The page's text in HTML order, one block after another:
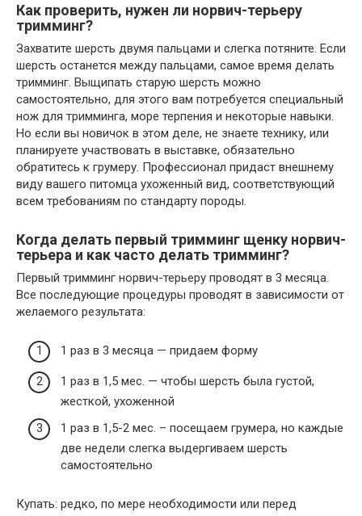
Как проверить, нужен ли норвич-терьеру
тримминг?
Захватите шерсть двумя пальцами и слегка потяните. Если
шерсть останется между пальцами, самое время делать
тримминг. Выщипать старую шерсть можно
самостоятельно, для этого вам потребуется специальный
нож для тримминга, море терпения и некоторые навыки.
Но если вы новичок в этом деле, не знаете технику, или
планируете участвовать в выставке, обязательно
обратитесь к грумеру. Профессионал придаст внешнему
виду вашего питомца ухоженный вид, соответствующий
всем требованиям по стандарту породы.
Когда делать первый тримминг щенку норвич-
терьера и как часто делать тримминг?
Первый тримминг норвич-терьеру проводят в 3 месяца.
Все последующие процедуры проводят в зависимости от
желаемого результата:
1 раз в 3 месяца — придаем форму
1 раз в 1,5 мес. — чтобы шерсть была густой,
жесткой, ухоженной
1 раз в 1,5-2 мес. – посещаем грумера, но каждые
две недели слегка выдергиваем шерсть
самостоятельно
Купать: редко, по мере необходимости или перед